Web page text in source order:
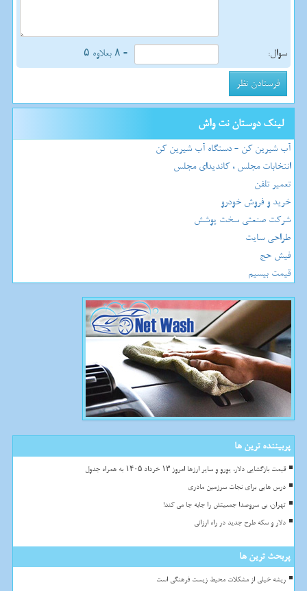
سوال: = ۸ بعلاوه ۵
لینک دوستان نت واش
آب شیرین کن - دستگاه آب شیرین کن
انتخابات مجلس ، کاندیدای مجلس
تعمیر تلفن
خرید و فروش خودرو
شرکت صنعتی سخت پوشش
طراحی سایت
فیش حج
قیمت بیسیم
پربیننده ترین ها
قیمت بازگشایی دلار، یورو و سایر ارزها امروز ۱۳ خرداد ۱۴۰۵ به همراه جدول
درس هایی برای نجات سرزمین مادری
تهران، بی سروصدا جمعیتش را جابه جا می کند!
دلار و سکه طرح جدید در راه ارزانی
پربحث ترین ها
ریشه خیلی از مشکلات محیط زیست فرهنگی است